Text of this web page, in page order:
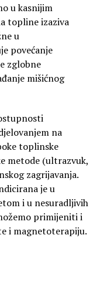
u kasnijim
topline izaziva
u
povećanje
zglobne
mišićnog
na
toplinske
metode (ultrazvuk,
zagrijavanja.
je u
i u nesuradljivih
primijeniti i
i magnetoterapiju.